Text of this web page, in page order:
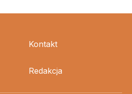
Kontakt
Redakcja